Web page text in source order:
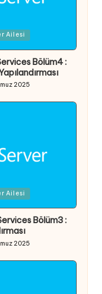
Ailesi
Bölüm4 :
2025
Ailesi
Bölüm3 :
2025